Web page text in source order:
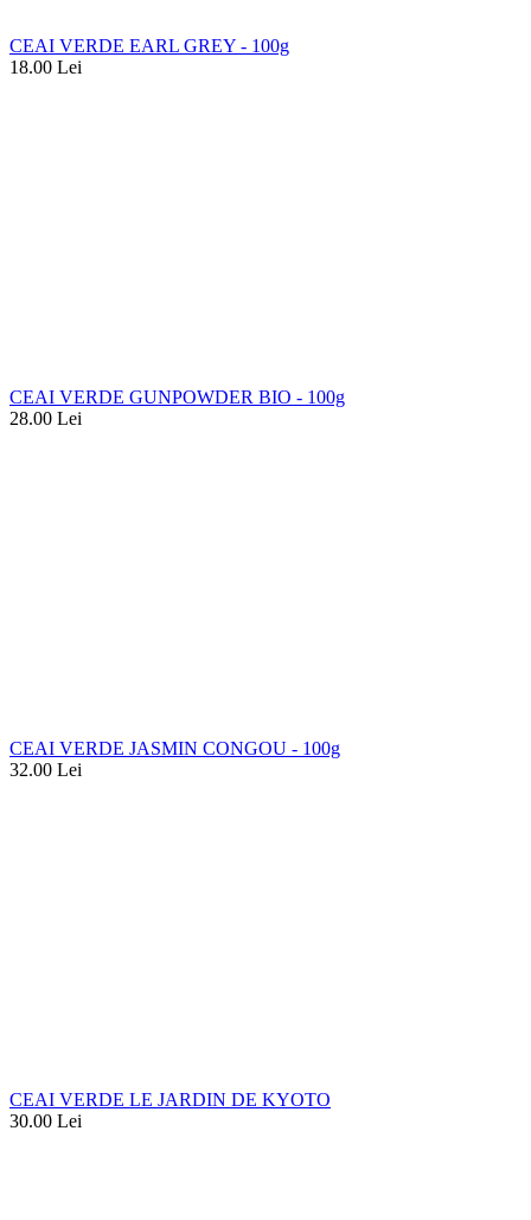
CEAI VERDE EARL GREY - 100g
18.00 Lei
CEAI VERDE GUNPOWDER BIO - 100g
28.00 Lei
CEAI VERDE JASMIN CONGOU - 100g
32.00 Lei
CEAI VERDE LE JARDIN DE KYOTO
30.00 Lei